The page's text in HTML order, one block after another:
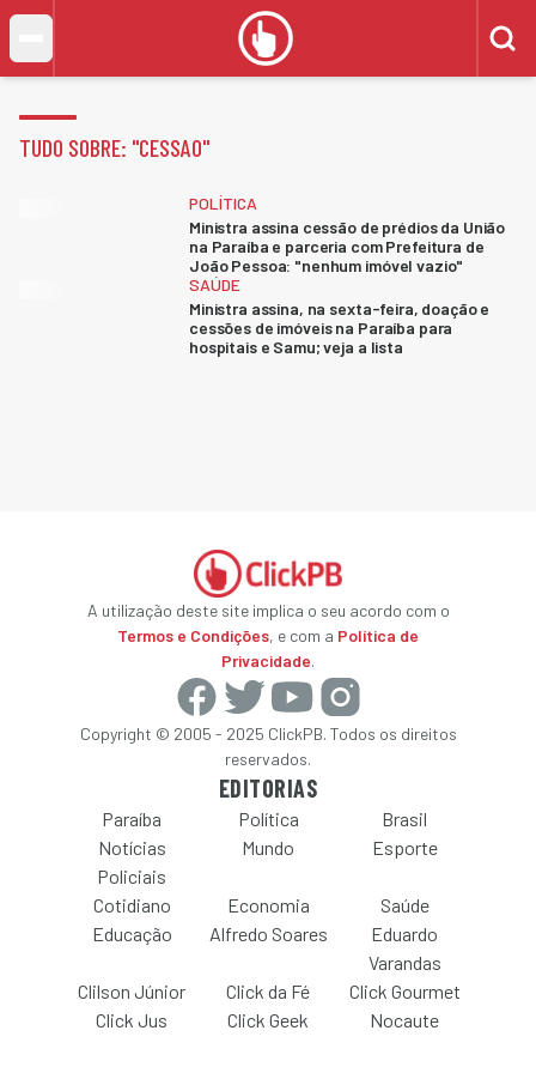
TUDO SOBRE: "CESSAO"
POLÍTICA
Ministra assina cessão de prédios da União
na Paraíba e parceria com Prefeitura de
João Pessoa: "nenhum imóvel vazio"
SAÚDE
Ministra assina, na sexta-feira, doação e
cessões de imóveis na Paraíba para
hospitais e Samu; veja a lista
A utilização deste site implica o seu acordo com o
Termos e Condições, e com a Política de
Privacidade.
Copyright © 2005 - 2025 ClickPB. Todos os direitos
reservados.
EDITORIAS
Paraíba Política
Brasil
Notícias
Policiais
Mundo Esporte
Cotidiano Economia
Saúde
Educação
Alfredo Soares
Eduardo
Varandas
Clilson Júnior
Click da Fé
Click Gourmet
Click Jus
Click Geek Nocaute